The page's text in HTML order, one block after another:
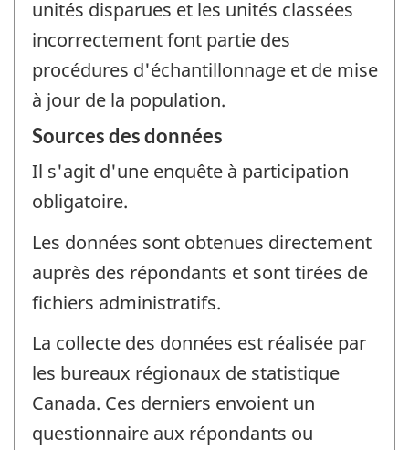
unités disparues et les unités classées
incorrectement font partie des
procédures d'échantillonnage et de mise
à jour de la population.
Sources des données
Il s'agit d'une enquête à participation
obligatoire.
Les données sont obtenues directement
auprès des répondants et sont tirées de
fichiers administratifs.
La collecte des données est réalisée par
les bureaux régionaux de statistique
Canada. Ces derniers envoient un
questionnaire aux répondants ou